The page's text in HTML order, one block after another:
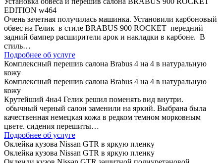
EDITION w464
Очень зачетная получилась машинка. Установили карбоновый
обвес на Гелик в стиле BRABUS 900 ROCKET передний
задний бампер расширители арок и накладки в карбоне. В
стиль…
Подробнее об услуге
Комплексный перешив салона Brabus 4 на 4 в натуральную
кожу
Комплексный перешив салона Brabus 4 на 4 в натуральную
кожу
Крутейший 4на4 Гелик решил поменять вид внутри.
обычный черный салон заменили на яркий. Выбрана была
качественная немецкая кожа в редком темном морковным
цвете. сидения перешиты…
Подробнее об услуге
Оклейка кузова Nissan GTR в яркую пленку
Оклейка кузова Nissan GTR в яркую пленку